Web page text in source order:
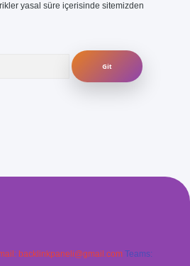
yasal süre içerisinde sitemizden
backlinkpaneli@gmail.com Teams: